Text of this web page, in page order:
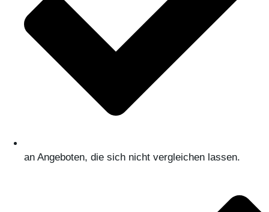
an Angeboten, die sich nicht vergleichen lassen.